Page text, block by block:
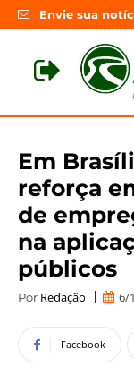
Envie sua
Em
reforça
de
na
públicos
Por Redação 6/
Facebook